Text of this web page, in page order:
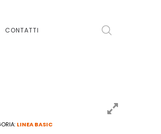
CONTATTI
LINEA BASIC